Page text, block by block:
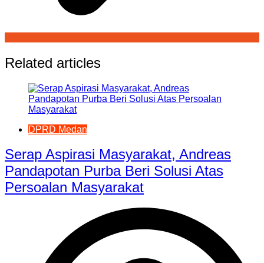
Related articles
DPRD Medan
Serap Aspirasi Masyarakat, Andreas
Pandapotan Purba Beri Solusi Atas
Persoalan Masyarakat